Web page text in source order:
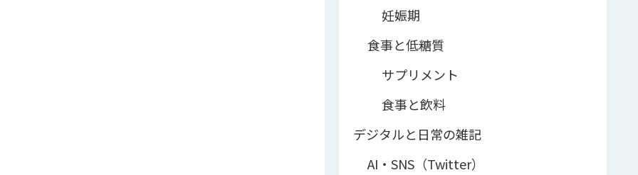
妊娠期
食事と低糖質
サプリメント
食事と飲料
デジタルと日常の雑記
AI・SNS（Twitter）